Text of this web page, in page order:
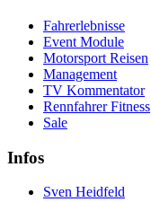
Fahrerlebnisse
Event Module
Motorsport Reisen
Management
TV Kommentator
Rennfahrer Fitness
Sale
Infos
Sven Heidfeld